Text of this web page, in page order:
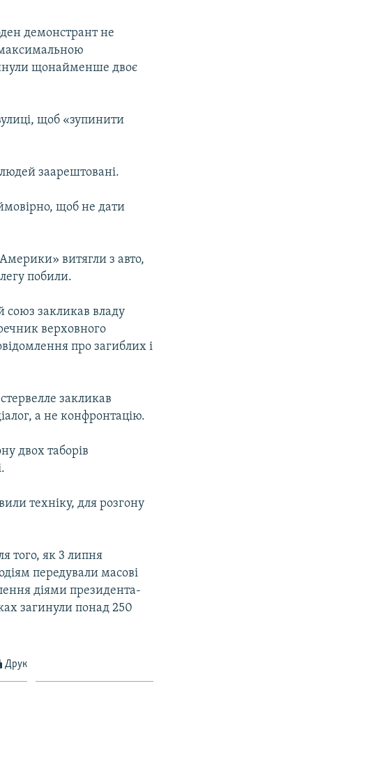
демонстрант не
щонайменше двоє
щоб «зупинити
заарештовані.
щоб не дати
витягли з авто,
побили.
союз закликав владу
верховного
про загиблих і
закликав
а не конфронтацію.
двох таборів
техніку, для розгону
того, як 3 липня
передували масові
діями президента-
загинули понад 250
Друк